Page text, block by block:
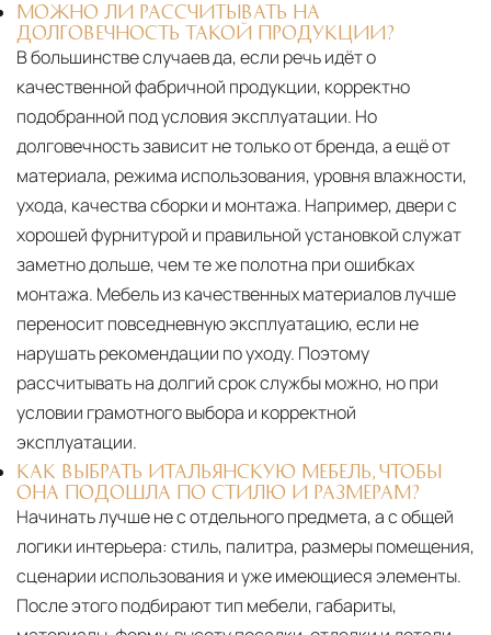
МОЖНО ЛИ РАССЧИТЫВАТЬ НА
ДОЛГОВЕЧНОСТЬ ТАКОЙ ПРОДУКЦИИ?
В большинстве случаев да, если речь идёт о
качественной фабричной продукции, корректно
подобранной под условия эксплуатации. Но
долговечность зависит не только от бренда, а ещё от
материала, режима использования, уровня влажности,
ухода, качества сборки и монтажа. Например, двери с
хорошей фурнитурой и правильной установкой служат
заметно дольше, чем те же полотна при ошибках
монтажа. Мебель из качественных материалов лучше
переносит повседневную эксплуатацию, если не
нарушать рекомендации по уходу. Поэтому
рассчитывать на долгий срок службы можно, но при
условии грамотного выбора и корректной
эксплуатации.
КАК ВЫБРАТЬ ИТАЛЬЯНСКУЮ МЕБЕЛЬ, ЧТОБЫ
ОНА ПОДОШЛА ПО СТИЛЮ И РАЗМЕРАМ?
Начинать лучше не с отдельного предмета, а с общей
логики интерьера: стиль, палитра, размеры помещения,
сценарии использования и уже имеющиеся элементы.
После этого подбирают тип мебели, габариты,